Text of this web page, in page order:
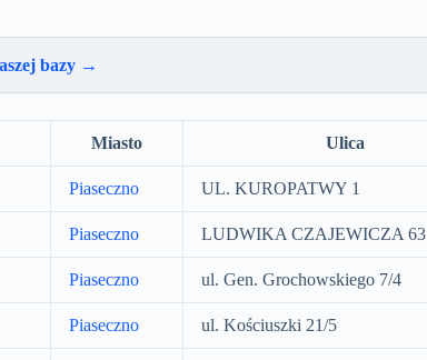
bazy →
Miasto Ulica
Piaseczno UL. KUROPATWY 1
Piaseczno LUDWIKA CZAJEWICZA 63
Piaseczno ul. Gen. Grochowskiego 7/4
Piaseczno ul. Kościuszki 21/5